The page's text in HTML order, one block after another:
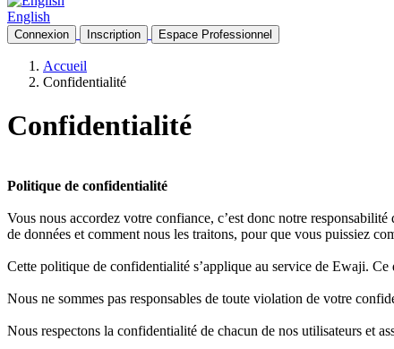
English
Connexion Inscription Espace Professionnel
Accueil
Confidentialité
Confidentialité
Politique de confidentialité
Vous nous accordez votre confiance, c’est donc notre
de données et comment nous les traitons, pour que vous puissiez
Cette politique de confidentialité s’applique au service de Ewaji.
Nous ne sommes pas responsables de toute violation de votre
Nous respectons la confidentialité de chacun de nos utilisateurs et